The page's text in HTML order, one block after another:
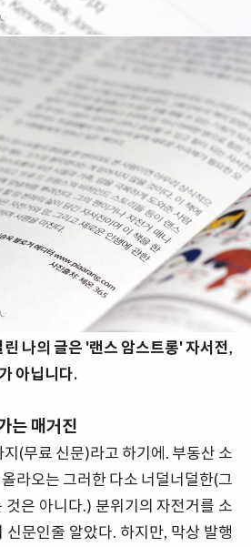
나의 글은 '랜스 암스트롱' 자서전,
아닙니다.
는 매거진
(무료 신문)라고 하기에. 부동산 소
라오는 그러한 다소 너덜너덜한(그
것은 아니다.) 분위기의 자전거를 소
신문인줄 알았다. 하지만, 막상 발행